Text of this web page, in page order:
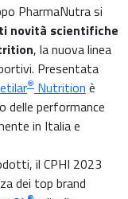
PharmaNutra si
novità scientifiche
, la nuova linea
Presentata
® Nutrition è
delle performance
in Italia e
il CPHI 2023
dei top brand